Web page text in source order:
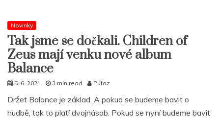
Novinky
Tak jsme se dočkali. Children of
Zeus mají venku nové album
Balance
5. 6. 2021 3 min read Pufaz
Držet Balance je základ. A pokud se budeme bavit o
hudbě, tak to platí dvojnásob. Pokud se nyní budeme bavit